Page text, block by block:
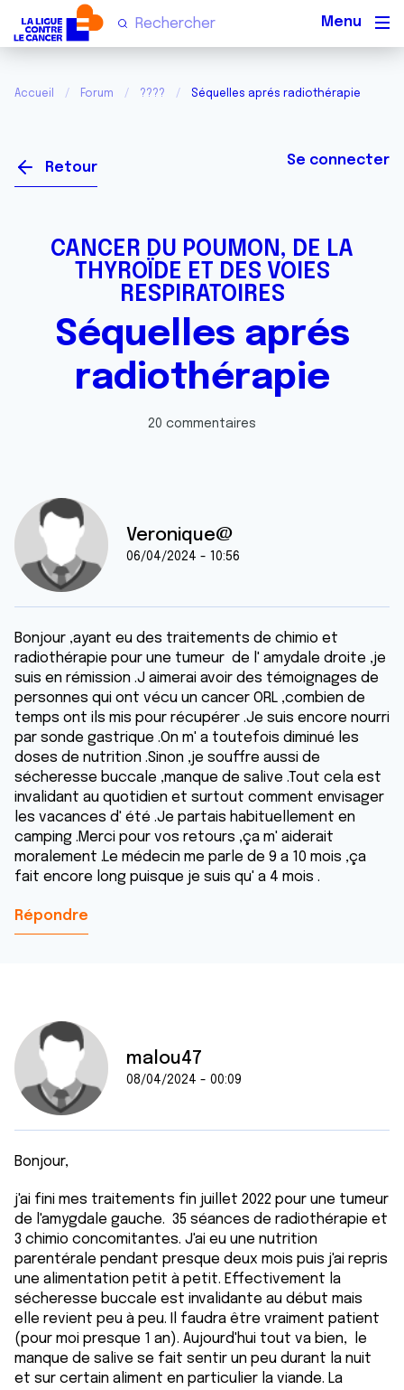
Accueil Forum ???? Séquelles aprés radiothérapie
Retour Se connecter
CANCER DU POUMON, DE LA
THYROÏDE ET DES VOIES
RESPIRATOIRES
Séquelles aprés
radiothérapie
20 commentaires
Veronique@
06/04/2024 - 10:56
Bonjour ,ayant eu des traitements de chimio et
radiothérapie pour une tumeur de l' amydale droite ,je
suis en rémission .J aimerai avoir des témoignages de
personnes qui ont vécu un cancer ORL ,combien de
temps ont ils mis pour récupérer .Je suis encore nourri
par sonde gastrique .On m' a toutefois diminué les
doses de nutrition .Sinon ,je souffre aussi de
sécheresse buccale ,manque de salive .Tout cela est
invalidant au quotidien et surtout comment envisager
les vacances d' été .Je partais habituellement en
camping .Merci pour vos retours ,ça m' aiderait
moralement .Le médecin me parle de 9 a 10 mois ,ça
fait encore long puisque je suis qu' a 4 mois .
Répondre
malou47
08/04/2024 - 00:09
Bonjour,
j'ai fini mes traitements fin juillet 2022 pour une tumeur
de l'amygdale gauche. 35 séances de radiothérapie et
3 chimio concomitantes. J'ai eu une nutrition
parentérale pendant presque deux mois puis j'ai repris
une alimentation petit à petit. Effectivement la
sécheresse buccale est invalidante au début mais
elle revient peu à peu. Il faudra être vraiment patient
(pour moi presque 1 an). Aujourd'hui tout va bien, le
manque de salive se fait sentir un peu durant la nuit
et sur certain aliment en particulier la viande. La